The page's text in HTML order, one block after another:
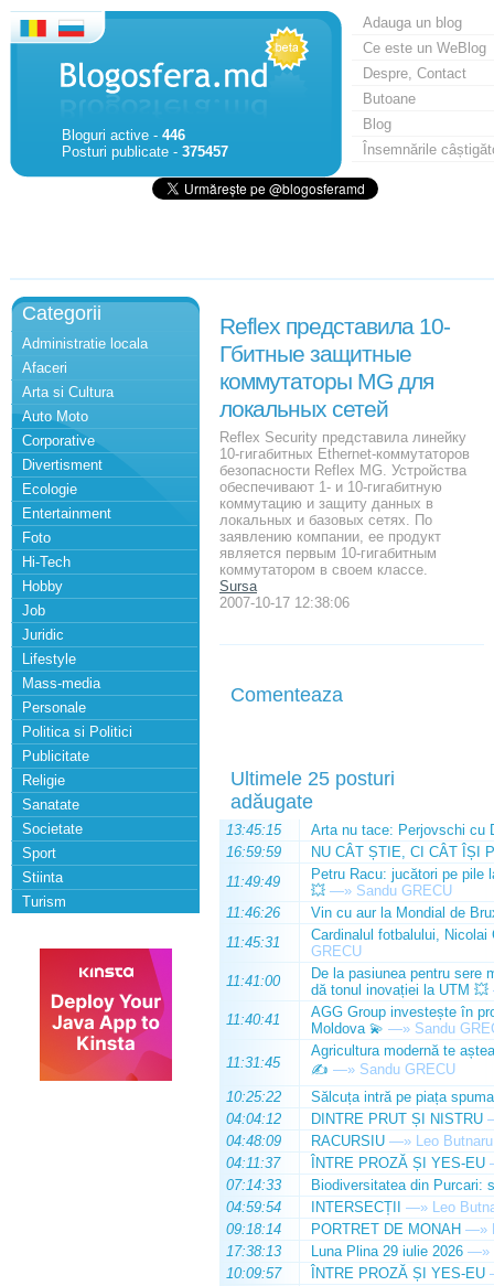
Bloguri active - 446
Posturi publicate - 375457
Adauga un blog
Ce este un WeBlog
Despre, Contact
Butoane
Blog
Însemnările
Categorii
Administratie locala
Afaceri
Arta si Cultura
Auto Moto
Corporative
Divertisment
Ecologie
Entertainment
Foto
Hi-Tech
Hobby
Job
Juridic
Lifestyle
Mass-media
Personale
Politica si Politici
Publicitate
Religie
Sanatate
Societate
Sport
Stiinta
Turism
Reflex представила 10-
Гбитные защитные
коммутаторы MG для
локальных сетей
Reflex Security представила линейку
10-гигабитных Ethernet-коммутаторов
безопасности Reflex MG. Устройства
обеспечивают 1- и 10-гигабитную
коммутацию и защиту данных в
локальных и базовых сетях. По
заявлению компании, ее продукт
является первым 10-гигабитным
коммутатором в своем классе.
Sursa
2007-10-17 12:38:06
Comenteaza
Ultimele 25 posturi
adăugate
13:45:15
Arta nu tace: Perjovschi cu
16:59:59
NU CÂT ȘTIE, CI CÂT ÎȘI
11:49:49
Petru Racu: jucători pe pile
💥 —» Sandu GRECU
11:46:26
Vin cu aur la Mondial de
11:45:31
Cardinalul fotbalului,
GRECU
11:41:00
De la pasiunea pentru sere
dă tonul inovației la UTM 💥
11:40:41
AGG Group investește în
Moldova 💫 —» Sandu
11:31:45
Agricultura modernă te
✍️ —» Sandu GRECU
10:25:22
Sălcuța intră pe piața
04:04:12
DINTRE PRUT ȘI NISTRU
04:48:09
RACURSIU —» Leo Butnaru
04:11:37
ÎNTRE PROZĂ ȘI YES-EU
07:14:33
Biodiversitatea din Purcari:
04:59:54
INTERSECȚII —» Leo
09:18:14
PORTRET DE MONAH —»
17:38:13
Luna Plina 29 iulie 2026 —»
10:09:57
ÎNTRE PROZĂ ȘI YES-EU